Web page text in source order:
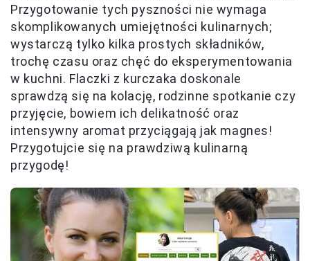
Przygotowanie tych pyszności nie wymaga
skomplikowanych umiejętności kulinarnych;
wystarczą tylko kilka prostych składników,
trochę czasu oraz chęć do eksperymentowania
w kuchni. Flaczki z kurczaka doskonale
sprawdzą się na kolację, rodzinne spotkanie czy
przyjęcie, bowiem ich delikatność oraz
intensywny aromat przyciągają jak magnes!
Przygotujcie się na prawdziwą kulinarną
przygodę!